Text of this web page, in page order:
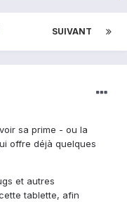
SUIVANT
sa prime - ou la
offre déjà quelques
et autres
tablette, afin